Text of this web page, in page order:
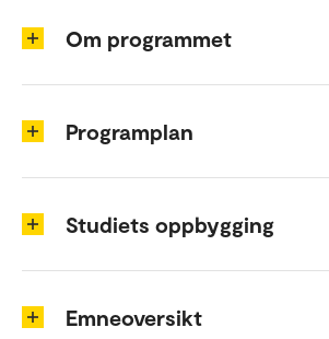
Om programmet
Programplan
Studiets oppbygging
Emneoversikt